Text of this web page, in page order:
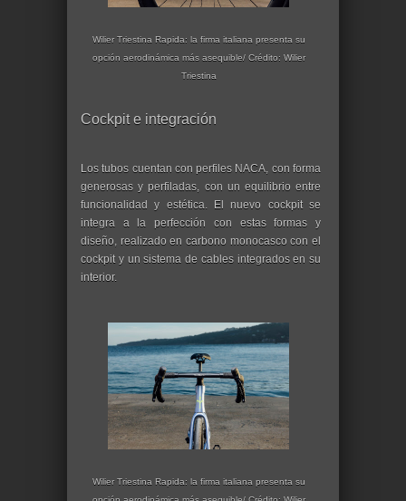
Wilier Triestina Rapida: la firma italiana presenta su
opción aerodinámica más asequible/ Crédito: Wilier
Triestina
Cockpit e integración
Los tubos cuentan con perfiles NACA, con forma
generosas y perfiladas, con un equilibrio entre
funcionalidad y estética. El nuevo cockpit se
integra a la perfección con estas formas y
diseño, realizado en carbono monocasco con el
cockpit y un sistema de cables integrados en su
interior.
Wilier Triestina Rapida: la firma italiana presenta su